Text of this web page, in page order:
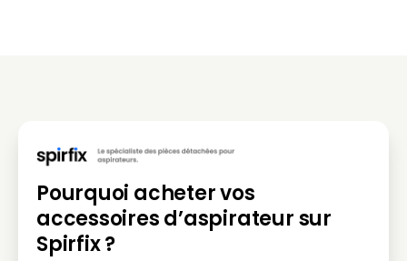
Pourquoi acheter vos
accessoires d’aspirateur sur
Spirfix ?